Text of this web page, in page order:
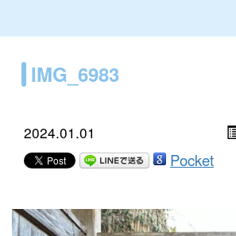
IMG_6983
2024.01.01
Pocket